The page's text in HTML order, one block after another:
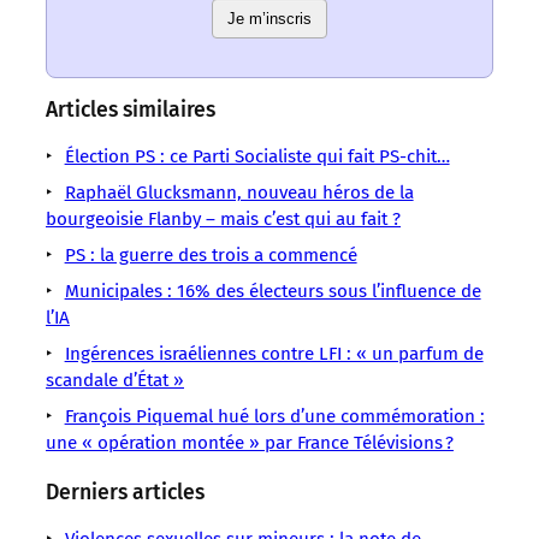
LMOUS
–
Parti
socialiste
Politique
–
noir
de
la
« nuit
des
sens
LMOUS
–
difficile
de
s’y
retrouver.
Lorsque
sens
LMOUS
soleil
s’est
levé,
le
monde
sens
LMOUS
Eclipse
totale
au
de
Reims.
LMOUS
d’une
histoire
sans
Bilan
LMOUS
la
nuit
:
a
rester
Je m’inscris
Articles similaires
Élection PS : ce Parti Socialiste qui fait PS-chit…
Raphaël Glucksmann, nouveau héros de la
bourgeoisie Flanby – mais c’est qui au fait ?
PS : la guerre des trois a commencé
Municipales : 16% des électeurs sous l’influence de
l’IA
Ingérences israéliennes contre LFI : « un parfum de
scandale d’État »
François Piquemal hué lors d’une commémoration :
une « opération montée » par France Télévisions ?
Derniers articles